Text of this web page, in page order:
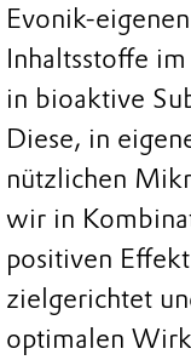
Evonik-
Inhaltsstoffe
in bioaktive
Diese, in
nützlichen
wir in
positiven
zielgerichtet
optimalen